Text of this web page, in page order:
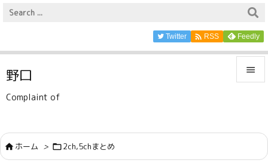

サイド

Twitter  RSS Feedly
野口
Complaint of
ホーム > 2ch,5chまとめ